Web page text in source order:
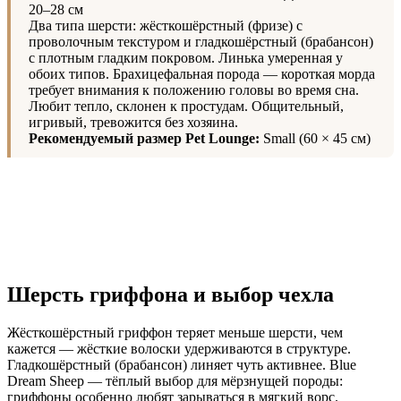
20–28 см
Два типа шерсти: жёсткошёрстный (фризе) с
проволочным текстуром и гладкошёрстный (брабансон)
с плотным гладким покровом. Линька умеренная у
обоих типов. Брахицефальная порода — короткая морда
требует внимания к положению головы во время сна.
Любит тепло, склонен к простудам. Общительный,
игривый, тревожится без хозяина.
Рекомендуемый размер Pet Lounge: Small (60 × 45 см)
Шерсть гриффона и выбор чехла
Жёсткошёрстный гриффон теряет меньше шерсти, чем
кажется — жёсткие волоски удерживаются в структуре.
Гладкошёрстный (брабансон) линяет чуть активнее. Blue
Dream Sheep — тёплый выбор для мёрзнущей породы:
гриффоны особенно любят зарываться в мягкий ворс.